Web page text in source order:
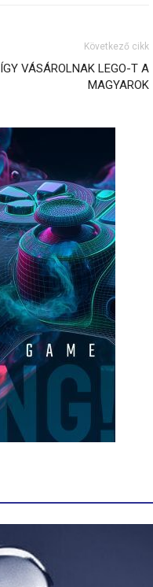
Következő cikk
ÍGY VÁSÁROLNAK LEGO-T A
MAGYAROK